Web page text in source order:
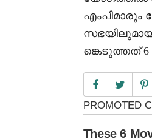
എംപിമാരും
ങ്കെടുത്തത് 6